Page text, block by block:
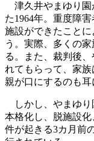
津久井やまゆり園
た1964年。重度障
施設ができたこと
う。実際、多くの
る。また、裁判後
れてもらって、家
親が口にするのも耳
しかし、やまゆり
本格化し、脱施設
件が起きる3カ月前